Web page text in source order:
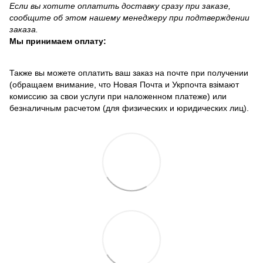
Если вы хотите оплатить доставку сразу при заказе,
сообщите об этом нашему менеджеру при подтверждении
заказа.
Мы принимаем оплату:
Также вы можете оплатить ваш заказ на почте при получении
(обращаем внимание, что Новая Почта и Укрпочта взімают
комиссию за свои услуги при наложенном платеже) или
безналичным расчетом (для физических и юридических лиц).